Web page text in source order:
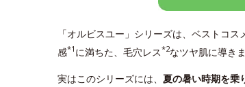
「オルビスユー」シリーズは、ベストコ
感*1 に満ちた、毛穴レス*2なツヤ肌に導きま
実はこのシリーズには、 夏の暑い時期を乗